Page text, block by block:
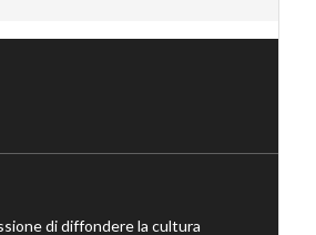
di diffondere la cultura